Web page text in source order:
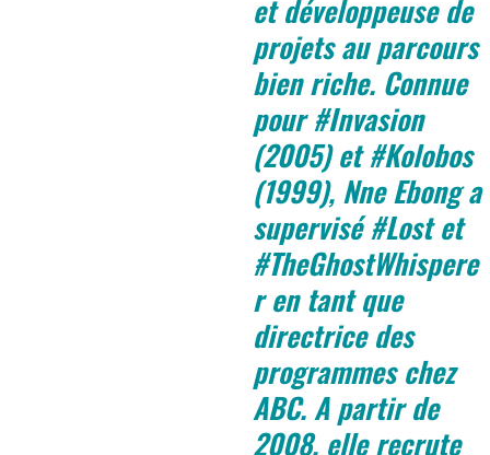
et développeuse de
projets au parcours
bien riche. Connue
pour #Invasion
(2005) et #Kolobos
(1999), Nne Ebong a
supervisé #Lost et
#TheGhostWhispere
r en tant que
directrice des
programmes chez
ABC. A partir de
2008, elle recrute